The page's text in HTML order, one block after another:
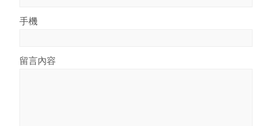
手機
留言內容